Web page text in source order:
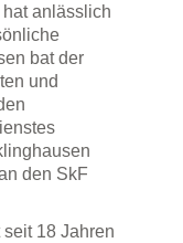
anlässlich
bat der
und
den SkF
18 Jahren